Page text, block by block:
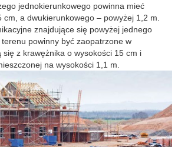
jednokierunkowego powinna mieć
a dwukierunkowego – powyżej 1,2 m.
znajdujące się powyżej jednego
powinny być zaopatrzone w
się z krawężnika o wysokości 15 cm i
na wysokości 1,1 m.